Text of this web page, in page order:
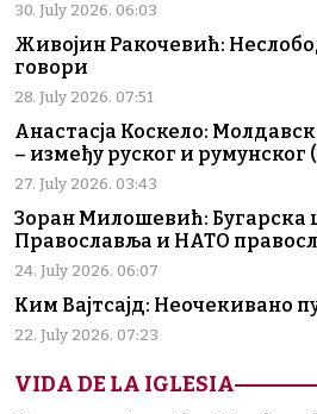
30. July 2026. 06:03
Живојин Ракочевић:
говори
28. July 2026. 07:51
Анастасја Коскело:
– између руског и румунског
27. July 2026. 03:43
Зоран Милошевић: Бугарска
Православља и НАТО
24. July 2026. 06:07
Ким Вајтсајд: Неочекивано
22. July 2026. 07:23
VIDA DE LA IGLESIA